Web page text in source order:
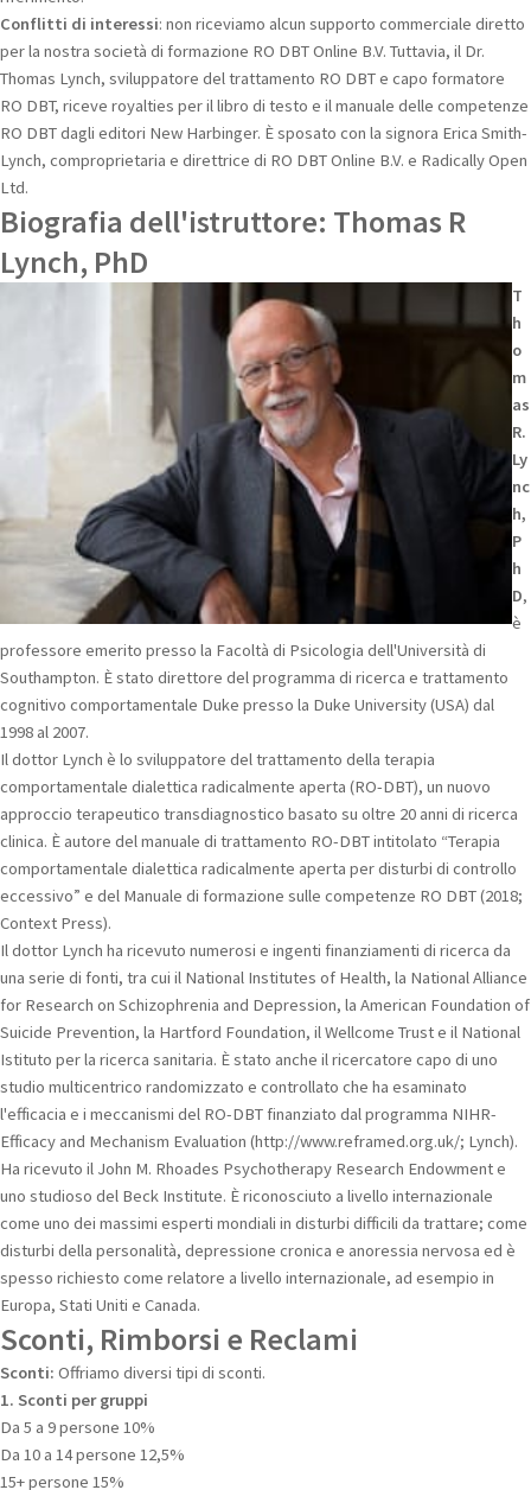
Conflitti di interessi: non riceviamo alcun supporto commerciale diretto
per la nostra società di formazione RO DBT Online B.V. Tuttavia, il Dr.
Thomas Lynch, sviluppatore del trattamento RO DBT e capo formatore
RO DBT, riceve royalties per il libro di testo e il manuale delle competenze
RO DBT dagli editori New Harbinger. È sposato con la signora Erica Smith-
Lynch, comproprietaria e direttrice di RO DBT Online B.V. e Radically Open
Ltd.
Biografia dell'istruttore: Thomas R
Lynch, PhD
T
h
o
m
as
R.
Ly
nc
h,
P
h
D,
è
professore emerito presso la Facoltà di Psicologia dell'Università di
Southampton. È stato direttore del programma di ricerca e trattamento
cognitivo comportamentale Duke presso la Duke University (USA) dal
1998 al 2007.
Il dottor Lynch è lo sviluppatore del trattamento della terapia
comportamentale dialettica radicalmente aperta (RO-DBT), un nuovo
approccio terapeutico transdiagnostico basato su oltre 20 anni di ricerca
clinica. È autore del manuale di trattamento RO-DBT intitolato “Terapia
comportamentale dialettica radicalmente aperta per disturbi di controllo
eccessivo” e del Manuale di formazione sulle competenze RO DBT (2018;
Context Press).
Il dottor Lynch ha ricevuto numerosi e ingenti finanziamenti di ricerca da
una serie di fonti, tra cui il National Institutes of Health, la National Alliance
for Research on Schizophrenia and Depression, la American Foundation of
Suicide Prevention, la Hartford Foundation, il Wellcome Trust e il National
Istituto per la ricerca sanitaria. È stato anche il ricercatore capo di uno
studio multicentrico randomizzato e controllato che ha esaminato
l'efficacia e i meccanismi del RO-DBT finanziato dal programma NIHR-
Efficacy and Mechanism Evaluation (http://www.reframed.org.uk/; Lynch).
Ha ricevuto il John M. Rhoades Psychotherapy Research Endowment e
uno studioso del Beck Institute. È riconosciuto a livello internazionale
come uno dei massimi esperti mondiali in disturbi difficili da trattare; come
disturbi della personalità, depressione cronica e anoressia nervosa ed è
spesso richiesto come relatore a livello internazionale, ad esempio in
Europa, Stati Uniti e Canada.
Sconti, Rimborsi e Reclami
Sconti: Offriamo diversi tipi di sconti.
1. Sconti per gruppi
Da 5 a 9 persone 10%
Da 10 a 14 persone 12,5%
15+ persone 15%